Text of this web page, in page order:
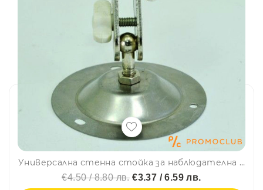
Универсална стенна стойка за наблюдателна камера - всички посоки/14676
€4.50 / 8.80 лв.€3.37 / 6.59 лв.